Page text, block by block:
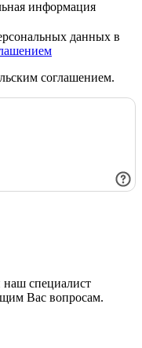
информация
данных в
соглашением.
специалист
Вас вопросам.